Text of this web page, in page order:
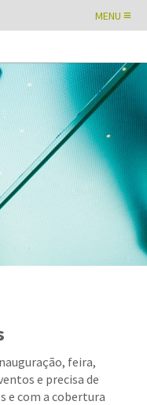
MENU ≡
feira,
e precisa de
e com a cobertura